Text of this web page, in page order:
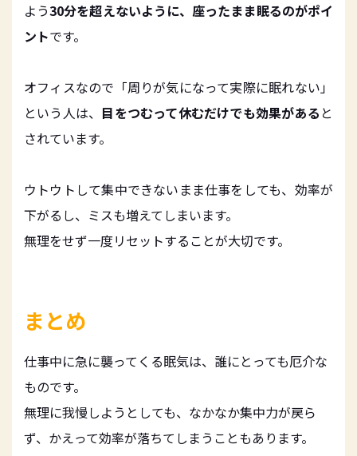
よう30分を超えないように、座ったまま眠るのがポイ
ントです。
オフィスなので「周りが気になって実際に眠れない」
という人は、 目をつむって休むだけでも効果がある と
されています。
ウトウトして集中できないまま仕事をしても、効率が
下がるし、ミスも増えてしまいます。
無理をせず一度リセットすることが大切です。
まとめ
仕事中に急に襲ってくる眠気は、誰にとっても厄介な
ものです。
無理に我慢しようとしても、なかなか集中力が戻ら
ず、かえって効率が落ちてしまうこともあります。